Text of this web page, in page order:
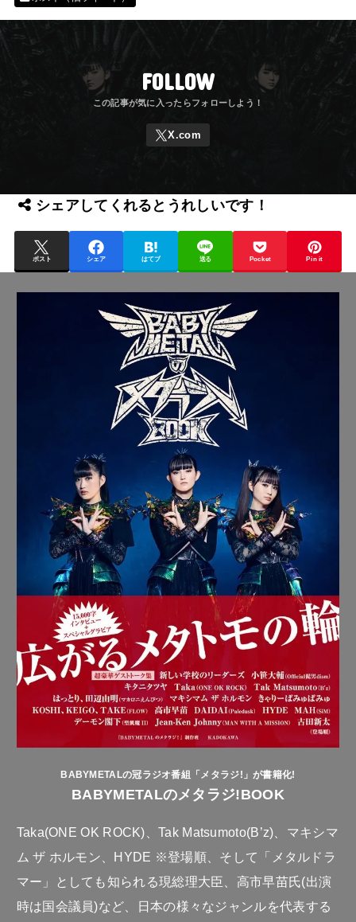
FOLLOW
シェアしてくれるとうれしいです！
ポスト シェア はてブ 送る Pocket Pin it
BABYMETALの冠ラジオ番組「メタラジ!」が書籍化!
BABYMETALのメタラジ!BOOK
Taka(ONE OK ROCK)、Tak Matsumoto(B’z)、マキシマ
ム ザ ホルモン、HYDE ※登場順、そして「メタルドラ
マー」としても知られる現総理大臣、高市早苗氏(出演
時は国会議員)など、日本の様々なジャンルを代表する